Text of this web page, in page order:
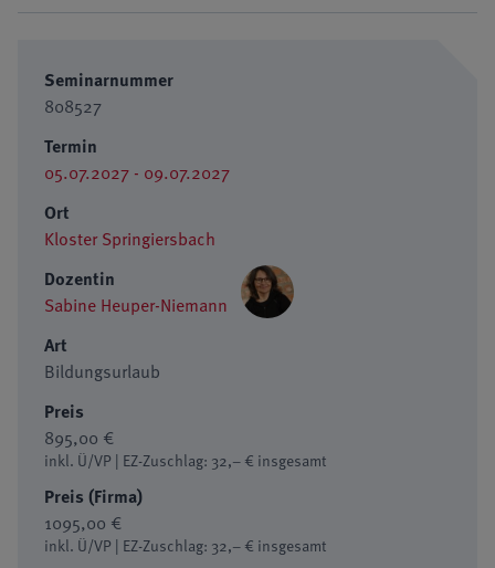
Seminarnummer
808527
Termin
05.07.2027 - 09.07.2027
Ort
Kloster Springiersbach
Dozentin
Sabine Heuper-Niemann
Art
Bildungsurlaub
Preis
895,00 €
inkl. Ü/VP | EZ-Zuschlag: 32,– € insgesamt
Preis (Firma)
1095,00 €
inkl. Ü/VP | EZ-Zuschlag: 32,– € insgesamt